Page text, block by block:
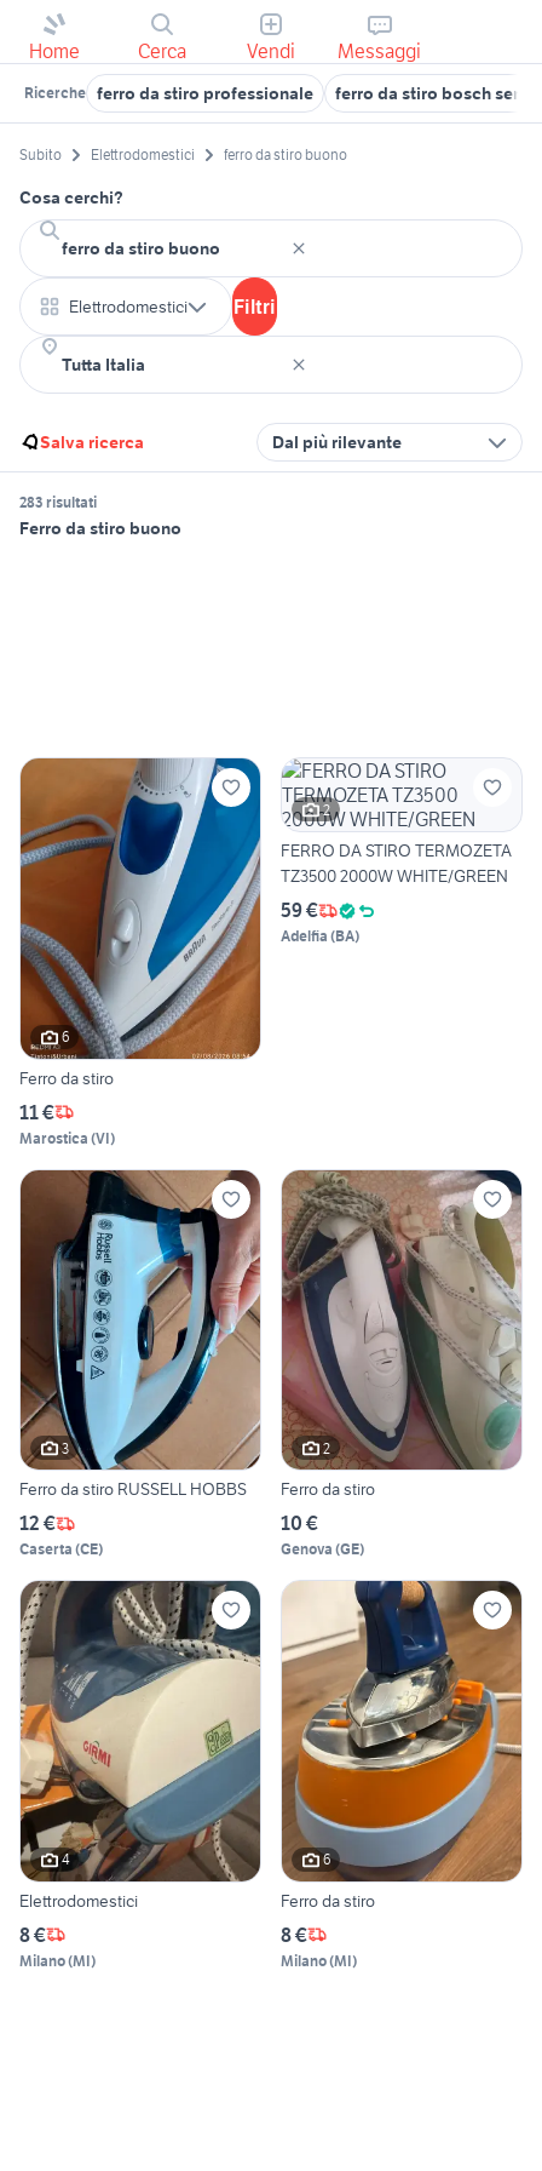
Home Cerca Vendi Messaggi
Ricerche ferro da stiro professionale ferro da stiro bosch
Subito Elettrodomestici ferro da stiro buono
Cosa cerchi?
Elettrodomestici Filtri
Salva ricerca Dal più rilevante
283 risultati
Ferro da stiro buono
6
Ferro da stiro
11 €
Marostica (VI)
2
FERRO DA STIRO TERMOZETA
TZ3500 2000W WHITE/GREEN
59 €
Adelfia (BA)
3
Ferro da stiro RUSSELL HOBBS
12 €
Caserta (CE)
2
Ferro da stiro
10 €
Genova (GE)
4
Elettrodomestici
8 €
Milano(MI)
6
Ferro da stiro
8 €
Milano(MI)